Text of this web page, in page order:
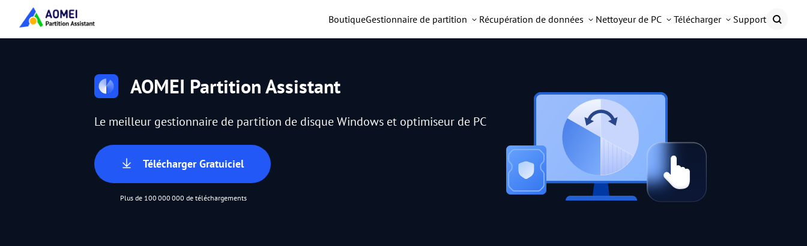
BoutiqueGestionnaire de partition Récupération de données Nettoyeur de PC Télécharger Support
AOMEI Partition Assistant
Le meilleur gestionnaire de partition de disque Windows et optimiseur de PC
Télécharger Gratuiciel
Plus de 100 000 000 de téléchargements